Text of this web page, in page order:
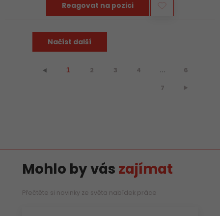
Reagovat na pozici
Načíst další
⯇ 1 2 3 4 ... 6
7 ⯈
Mohlo by vás zajímat
Přečtěte si novinky ze světa nabídek práce